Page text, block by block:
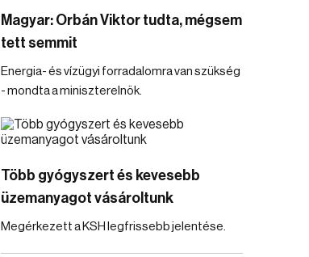
Magyar: Orbán Viktor tudta, mégsem
tett semmit
Energia- és vízügyi forradalomra van szükség
- mondta a miniszterelnök.
Több gyógyszert és kevesebb
üzemanyagot vásároltunk
Megérkezett a KSH legfrissebb jelentése.